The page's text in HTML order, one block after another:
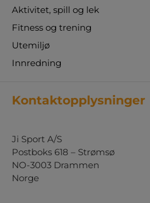
Aktivitet, spill og lek
Fitness og trening
Utemiljø
Innredning
Kontaktopplysninger
Ji Sport A/S
Postboks 618 – Strømsø
NO-3003 Drammen
Norge